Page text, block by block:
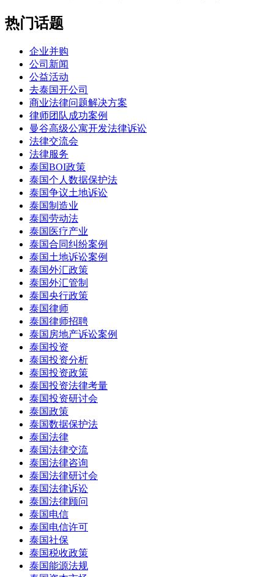
热门话题
企业并购
公司新闻
公益活动
去泰国开公司
商业法律问题解决方案
律师团队成功案例
曼谷高级公寓开发法律诉讼
法律交流会
法律服务
泰国BOI政策
泰国个人数据保护法
泰国争议土地诉讼
泰国制造业
泰国劳动法
泰国医疗产业
泰国合同纠纷案例
泰国土地诉讼案例
泰国外汇政策
泰国外汇管制
泰国央行政策
泰国律师
泰国律师招聘
泰国房地产诉讼案例
泰国投资
泰国投资分析
泰国投资政策
泰国投资法律考量
泰国投资研讨会
泰国政策
泰国数据保护法
泰国法律
泰国法律交流
泰国法律咨询
泰国法律研讨会
泰国法律诉讼
泰国法律顾问
泰国电信
泰国电信许可
泰国社保
泰国税收政策
泰国能源法规